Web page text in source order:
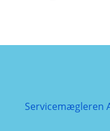
Servicemægleren